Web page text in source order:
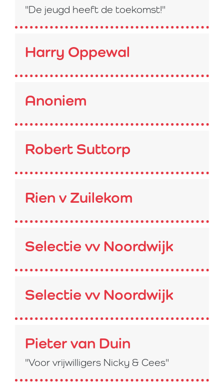
"De jeugd heeft de toekomst!"
Harry Oppewal
Anoniem
Robert Suttorp
Rien v Zuilekom
Selectie vv Noordwijk
Selectie vv Noordwijk
Pieter van Duin
"Voor vrijwilligers Nicky & Cees"